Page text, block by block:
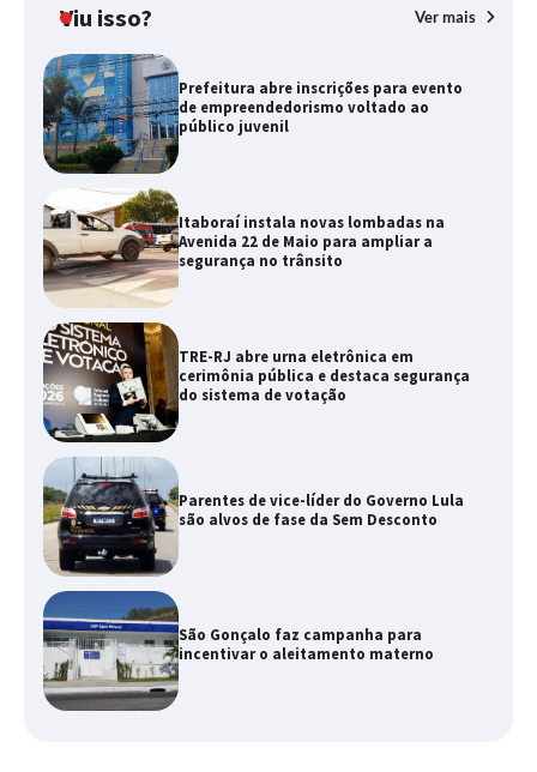
Viu isso? Ver mais
Prefeitura abre inscrições para evento
de empreendedorismo voltado ao
público juvenil
Itaboraí instala novas lombadas na
Avenida 22 de Maio para ampliar a
segurança no trânsito
TRE-RJ abre urna eletrônica em
cerimônia pública e destaca segurança
do sistema de votação
Parentes de vice-líder do Governo Lula
são alvos de fase da Sem Desconto
São Gonçalo faz campanha para
incentivar o aleitamento materno